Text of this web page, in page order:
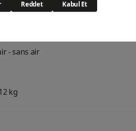
en 3 à 5 minutes, sec au toucher
- sans air
kg